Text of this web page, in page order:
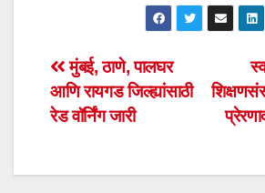
s
A
p
e
b
o
k
tt
er
ail ar
Post
navigation
मुंबई, ठाणे, पालघर
आणि रायगड जिल्ह्यांसाठी
रेड वॉर्निंग जारी